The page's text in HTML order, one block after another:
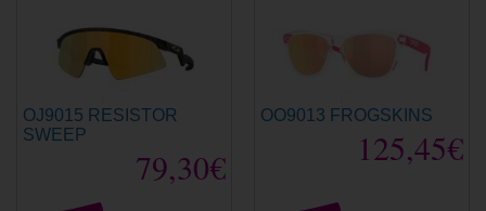
OJ9015 RESISTOR
SWEEP
79,30€
OO9013 FROGSKINS
125,45€